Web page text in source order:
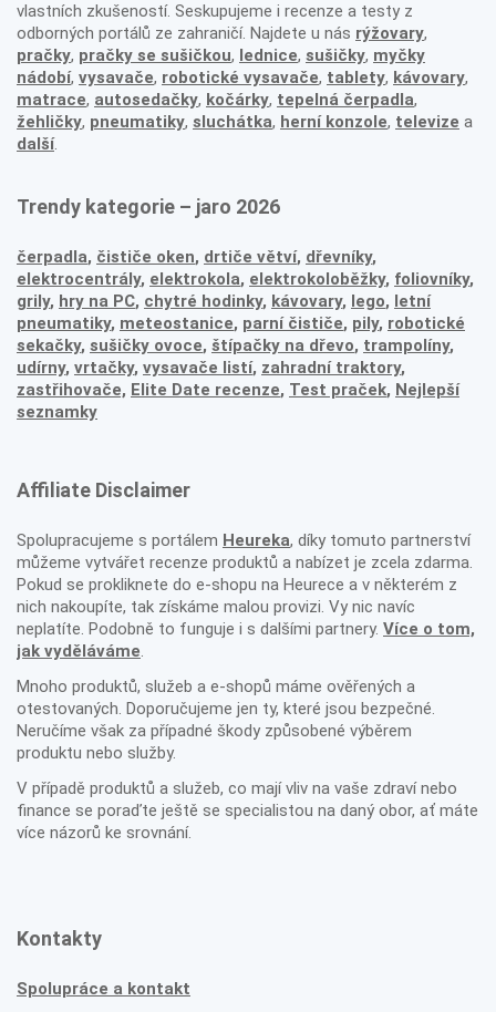
vlastních zkušeností. Seskupujeme i recenze a testy z
odborných portálů ze zahraničí. Najdete u nás rýžovary,
pračky, pračky se sušičkou, lednice, sušičky, myčky
nádobí, vysavače, robotické vysavače, tablety, kávovary,
matrace, autosedačky, kočárky, tepelná čerpadla,
žehličky, pneumatiky, sluchátka, herní konzole, televize a
další.
Trendy kategorie – jaro 2026
čerpadla, čističe oken, drtiče větví, dřevníky,
elektrocentrály, elektrokola, elektrokoloběžky, foliovníky,
grily, hry na PC, chytré hodinky, kávovary, lego, letní
pneumatiky, meteostanice, parní čističe, pily, robotické
sekačky, sušičky ovoce, štípačky na dřevo, trampolíny,
udírny, vrtačky, vysavače listí, zahradní traktory,
zastřihovače, Elite Date recenze, Test praček, Nejlepší
seznamky
Affiliate Disclaimer
Spolupracujeme s portálem Heureka, díky tomuto partnerství
můžeme vytvářet recenze produktů a nabízet je zcela zdarma.
Pokud se prokliknete do e-shopu na Heurece a v některém z
nich nakoupíte, tak získáme malou provizi. Vy nic navíc
neplatíte. Podobně to funguje i s dalšími partnery. Více o tom,
jak vyděláváme.
Mnoho produktů, služeb a e-shopů máme ověřených a
otestovaných. Doporučujeme jen ty, které jsou bezpečné.
Neručíme však za případné škody způsobené výběrem
produktu nebo služby.
V případě produktů a služeb, co mají vliv na vaše zdraví nebo
finance se poraďte ještě se specialistou na daný obor, ať máte
více názorů ke srovnání.
Kontakty
Spolupráce a kontakt